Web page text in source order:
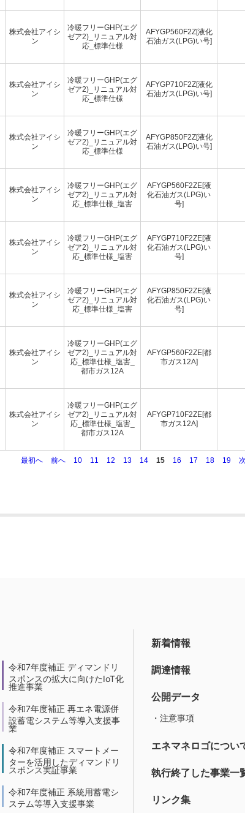
株式会社アイシ
ン
冷暖フリーGHP(エグ
ゼア2)_リニュアル対
応_標準仕様
AFYGP560F2Z[液化
石油ガス(LPG)い号]
株式会社アイシ
ン
冷暖フリーGHP(エグ
ゼア2)_リニュアル対
応_標準仕様
AFYGP710F2Z[液化
石油ガス(LPG)い号]
株式会社アイシ
ン
冷暖フリーGHP(エグ
ゼア2)_リニュアル対
応_標準仕様
AFYGP850F2Z[液化
石油ガス(LPG)い号]
株式会社アイシ
ン
冷暖フリーGHP(エグ
ゼア2)_リニュアル対
応_標準仕様_塩害
AFYGP560F2ZE[液
化石油ガス(LPG)い
号]
株式会社アイシ
ン
冷暖フリーGHP(エグ
ゼア2)_リニュアル対
応_標準仕様_塩害
AFYGP710F2ZE[液
化石油ガス(LPG)い
号]
株式会社アイシ
ン
冷暖フリーGHP(エグ
ゼア2)_リニュアル対
応_標準仕様_塩害
AFYGP850F2ZE[液
化石油ガス(LPG)い
号]
株式会社アイシ
ン
冷暖フリーGHP(エグ
ゼア2)_リニュアル対
応_標準仕様_塩害_
都市ガス12A
AFYGP560F2ZE[都
市ガス12A]
株式会社アイシ
ン
冷暖フリーGHP(エグ
ゼア2)_リニュアル対
応_標準仕様_塩害_
都市ガス12A
AFYGP710F2ZE[都
市ガス12A]
最初へ 前へ 10 11 12 13 14 15 16 17 18 19
令和7年度補正 ディマンドリ
スポンスの拡大に向けたIoT化
推進事業
令和7年度補正 再エネ電源併
設蓄電システム等導入支援事
業
令和7年度補正 スマートメー
ターを活用したディマンドリ
スポンス実証事業
令和7年度補正 系統用蓄電シ
ステム等導入支援事業
新着情報
調達情報
公開データ
・注意事項
エネマネロゴについ
執行終了した事業一
リンク集